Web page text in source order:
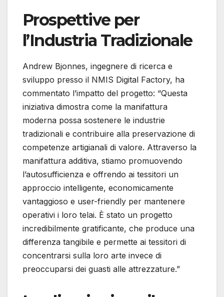
Prospettive per
l’Industria Tradizionale
Andrew Bjonnes, ingegnere di ricerca e
sviluppo presso il NMIS Digital Factory, ha
commentato l’impatto del progetto: “Questa
iniziativa dimostra come la manifattura
moderna possa sostenere le industrie
tradizionali e contribuire alla preservazione di
competenze artigianali di valore. Attraverso la
manifattura additiva, stiamo promuovendo
l’autosufficienza e offrendo ai tessitori un
approccio intelligente, economicamente
vantaggioso e user-friendly per mantenere
operativi i loro telai. È stato un progetto
incredibilmente gratificante, che produce una
differenza tangibile e permette ai tessitori di
concentrarsi sulla loro arte invece di
preoccuparsi dei guasti alle attrezzature.”